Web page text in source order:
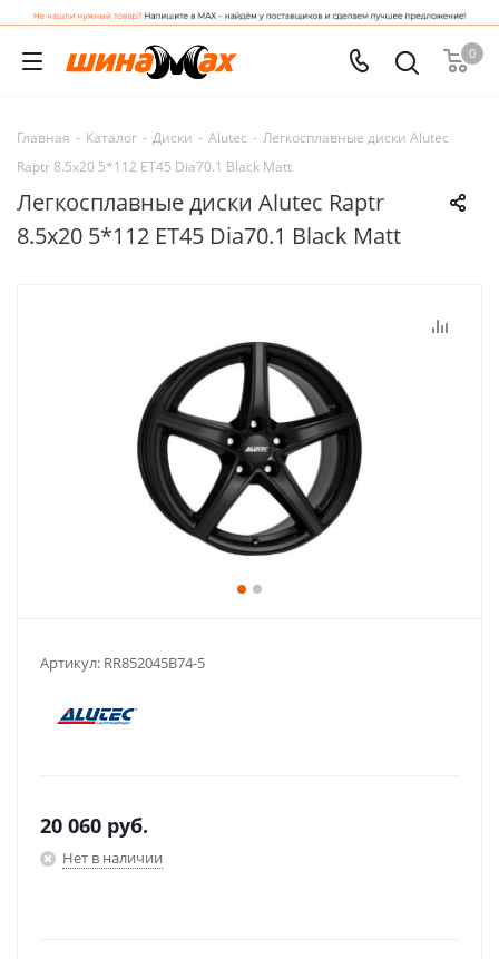
0
Главная - Каталог - Диски - Alutec - Легкосплавные диски Alutec
Raptr 8.5x20 5*112 ET45 Dia70.1 Black Matt
Легкосплавные диски Alutec Raptr
8.5x20 5*112 ET45 Dia70.1 Black Matt
Артикул: RR852045B74-5
20 060 руб.
Нет в наличии